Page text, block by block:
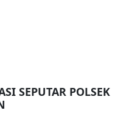
SEPUTAR POLSEK